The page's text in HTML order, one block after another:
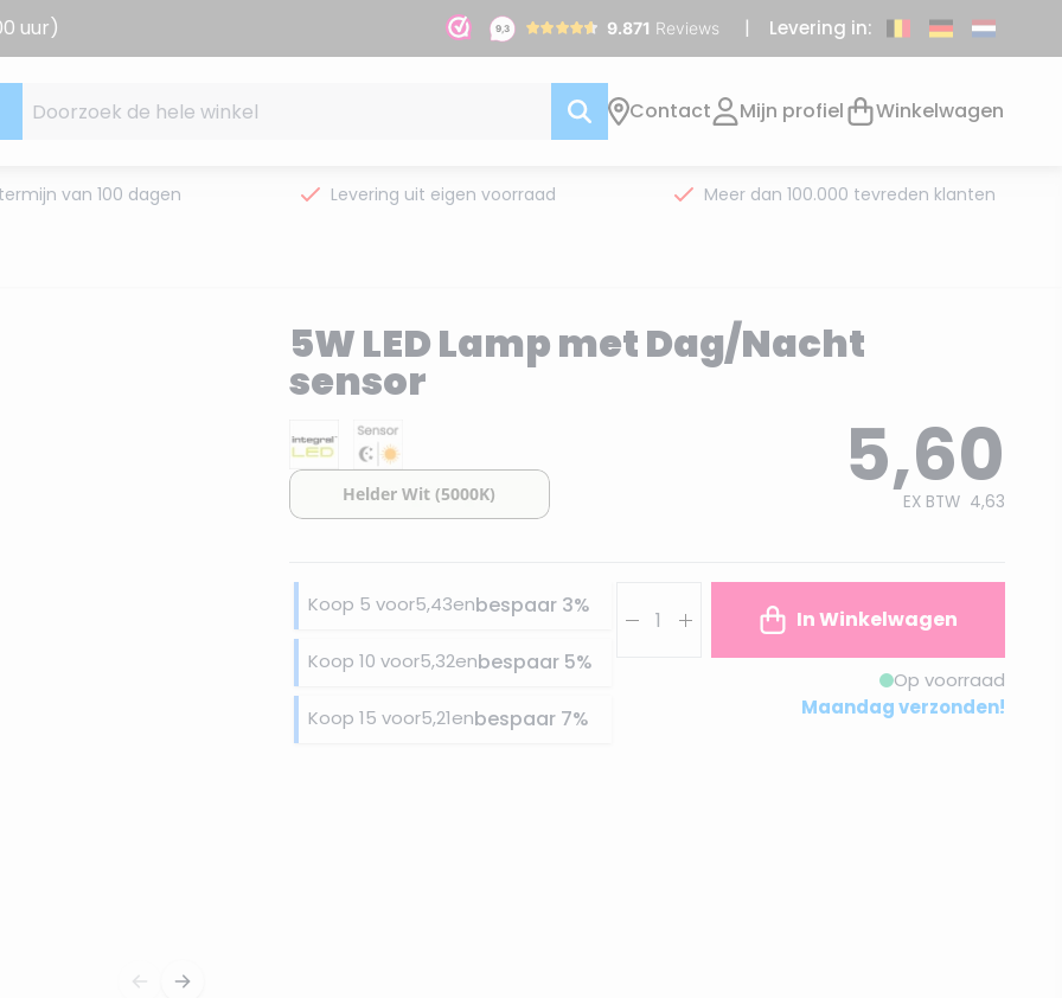
uur) Levering in:
Contact Mijn profiel Winkelwagen
van 100 dagen Levering uit eigen voorraad Meer dan 100.000 tevreden klanten
5W LED Lamp met Dag/Nacht
sensor
5,60
EX BTW 4,63
Koop 5 voor5,43enbespaar 3%
Koop 10 voor5,32enbespaar 5%
Koop 15 voor5,21enbespaar 7%
In Winkelwagen
Op voorraad
Maandag verzonden!